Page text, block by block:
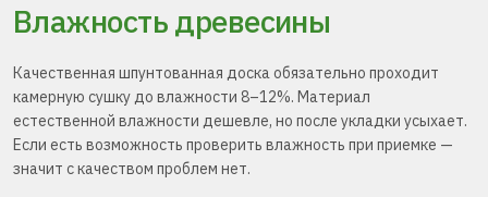
Влажность древесины
Качественная шпунтованная доска обязательно проходит
камерную сушку до влажности 8–12%. Материал
естественной влажности дешевле, но после укладки усыхает.
Если есть возможность проверить влажность при приемке —
значит с качеством проблем нет.